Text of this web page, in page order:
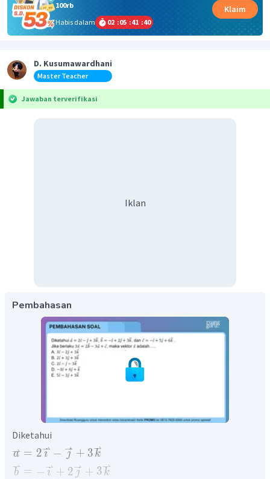
100rb
Habis dalam
02 :05 :41 :40
Klaim
D. Kusumawardhani
Master Teacher
Jawaban terverifikasi
Iklan
Pembahasan
Diketahui
a = 2 i − j + 3 k
b
⇀
= − i + 2 j + 3 k
⇀